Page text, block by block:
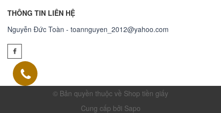
THÔNG TIN LIÊN HỆ
Nguyễn Đức Toàn - toannguyen_2012@yahoo.com
© Bản quyền thuộc về Shop tiền giấy
Cung cấp bởi Sapo